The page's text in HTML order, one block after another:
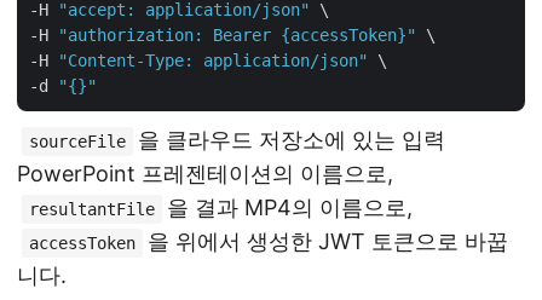
-H
"accept: application/json"
\
-H
"authorization: Bearer {accessToken}"
\
-H
"Content-Type: application/json"
\
-d
"{}"
sourceFile
을 클라우드 저장소에 있는 입력
PowerPoint 프레젠테이션의 이름으로,
resultantFile 을 결과 MP4의 이름으로,
accessToken
을 위에서 생성한 JWT 토큰으로 바꿉
니다.